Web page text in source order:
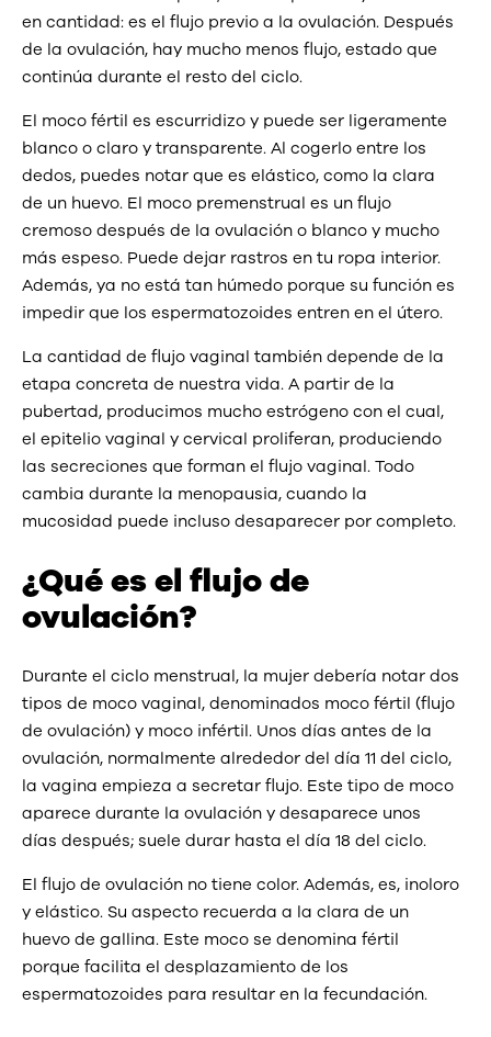
en cantidad: es el flujo previo a la ovulación. Después
de la ovulación, hay mucho menos flujo, estado que
continúa durante el resto del ciclo.
El moco fértil es escurridizo y puede ser ligeramente
blanco o claro y transparente. Al cogerlo entre los
dedos, puedes notar que es elástico, como la clara
de un huevo. El moco premenstrual es un flujo
cremoso después de la ovulación o blanco y mucho
más espeso. Puede dejar rastros en tu ropa interior.
Además, ya no está tan húmedo porque su función es
impedir que los espermatozoides entren en el útero.
La cantidad de flujo vaginal también depende de la
etapa concreta de nuestra vida. A partir de la
pubertad, producimos mucho estrógeno con el cual,
el epitelio vaginal y cervical proliferan, produciendo
las secreciones que forman el flujo vaginal. Todo
cambia durante la menopausia, cuando la
mucosidad puede incluso desaparecer por completo.
¿Qué es el flujo de
ovulación?
Durante el ciclo menstrual, la mujer debería notar dos
tipos de moco vaginal, denominados moco fértil (flujo
de ovulación) y moco infértil. Unos días antes de la
ovulación, normalmente alrededor del día 11 del ciclo,
la vagina empieza a secretar flujo. Este tipo de moco
aparece durante la ovulación y desaparece unos
días después; suele durar hasta el día 18 del ciclo.
El flujo de ovulación no tiene color. Además, es, inoloro
y elástico. Su aspecto recuerda a la clara de un
huevo de gallina. Este moco se denomina fértil
porque facilita el desplazamiento de los
espermatozoides para resultar en la fecundación.